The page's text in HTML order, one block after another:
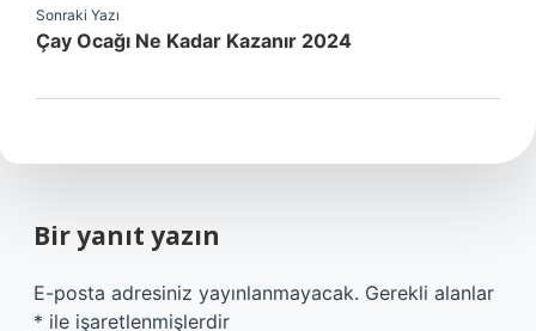
Sonraki Yazı
Çay Ocağı Ne Kadar Kazanır 2024
Bir yanıt yazın
E-posta adresiniz yayınlanmayacak. Gerekli alanlar
* ile işaretlenmişlerdir